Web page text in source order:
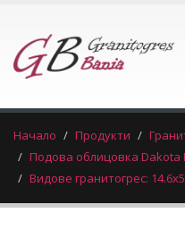
Начало Продукти
Подова облицовка Dakota
Видове гранитогрес: